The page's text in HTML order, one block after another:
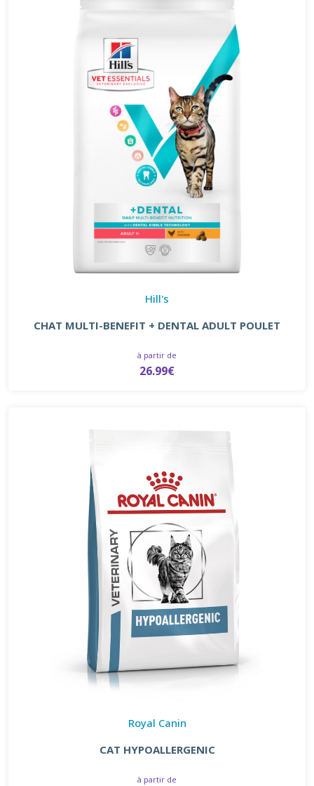
Hill's
CHAT MULTI-BENEFIT + DENTAL ADULT POULET
à partir de
26.99€
Royal Canin
CAT HYPOALLERGENIC
à partir de